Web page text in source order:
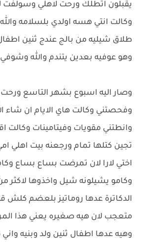
يقبلون اتطلك ورحت لاهلي
وكالت انتي هسه اولدي بلسلامه
طلاق شيليه من بالج عندج ثنين
وهو عوفيه بعدين يتندم والله وشوفي
وصار اليه اسبوع بشهر التاسع ورحت
وفحصتني وكالت هاي الايام ان شاء
وانطتني مقويات وفيتامينات وكالت
تجين كتلها تمام ورجعنه بيت اهلي
اختي لارا لان تمرضت بساع بساع
وكامو يشيلونه شيل واخذوها لاكثر
الدكاترة عدها روماتيز بلعضم كلش
متعجب لان هيه صغيره يعني هذا
وهيه عدها اطفال ثنين ولد وبنيه